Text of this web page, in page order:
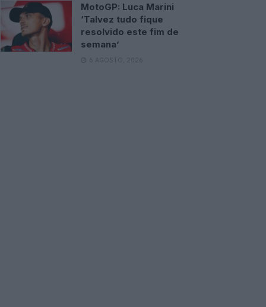
MotoGP: Luca Marini
‘Talvez tudo fique
resolvido este fim de
semana’
6 AGOSTO, 2026